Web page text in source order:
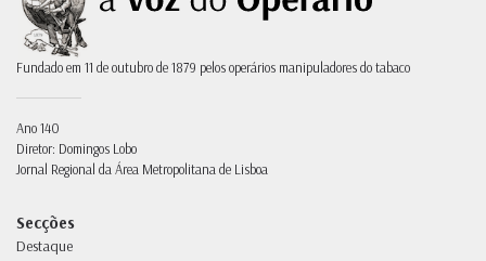
Fundado em 11 de outubro de 1879 pelos operários manipuladores do tabaco
Ano 140
Diretor: Domingos Lobo
Jornal Regional da Área Metropolitana de Lisboa
Secções
Destaque